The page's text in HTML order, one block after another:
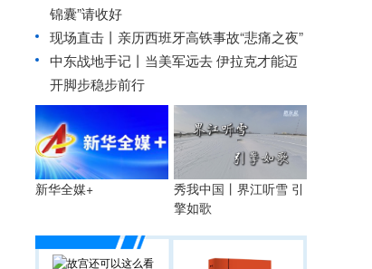
锦囊”请收好
现场直击丨亲历西班牙高铁事故“悲痛之夜”
中东战地手记丨当美军远去 伊拉克才能迈
开脚步稳步前行
新华全媒+
秀我中国丨界江听雪 引
擎如歌